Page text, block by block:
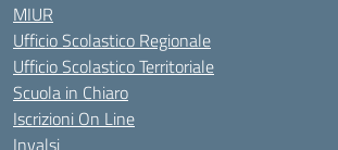
MIUR
Ufficio Scolastico Regionale
Ufficio Scolastico Territoriale
Scuola in Chiaro
Iscrizioni On Line
Invalsi